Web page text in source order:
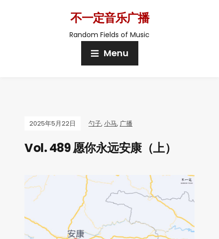
不一定音乐广播
Random Fields of Music
Menu
2025年5月22日 勺子, 小马, 广播
Vol. 489 愿你永远安康（上）